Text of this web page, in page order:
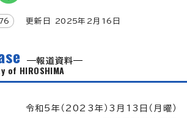
更新日 2025年2月 16 日
報道資料
of HIROSHIMA
令和5年（2023年）3月13日（月曜）